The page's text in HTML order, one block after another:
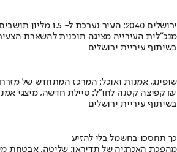
ירושלים 2040: העיר נערכת ל- 1.5 מליון תושבים
מנכ"לית העירייה מציגה תוכנית להשארת
בשיתוף עיריית ירושלים
שופינג, אמנות ואוכל: המרכז המתחדש של
קפיצה קטנה לחו"ל: טיילת חדשה, מיצגי אמנות, וכיכרות משופצות בהשקעה של 100 מיליון ₪
בשיתוף עיריית ירושלים
כך תחסכו בחשמל בלי להזיע
מהפכת האנרגיה של תדיראן: שליטה, אבטחת